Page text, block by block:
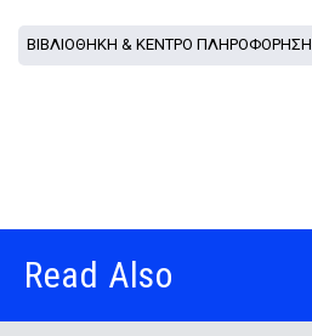
ΒΙΒΛΙΟΘΗΚΗ & ΚΕΝΤΡΟ
Read Also